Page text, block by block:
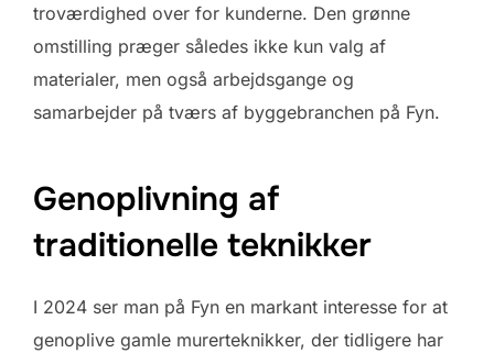
troværdighed over for kunderne. Den grønne
omstilling præger således ikke kun valg af
materialer, men også arbejdsgange og
samarbejder på tværs af byggebranchen på Fyn.
Genoplivning af
traditionelle teknikker
I 2024 ser man på Fyn en markant interesse for at
genoplive gamle murerteknikker, der tidligere har